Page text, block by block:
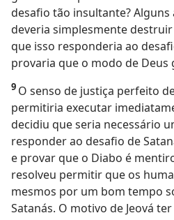
desafio tão insultante? Alguns
deveria simplesmente
que isso responderia ao
provaria que o modo de Deus
9 O senso de justiça perfeito
permitiria executar
decidiu que seria necessário
responder ao desafio de
e provar que o Diabo é
resolveu permitir que os
mesmos por um bom tempo
Satanás. O motivo de Jeová